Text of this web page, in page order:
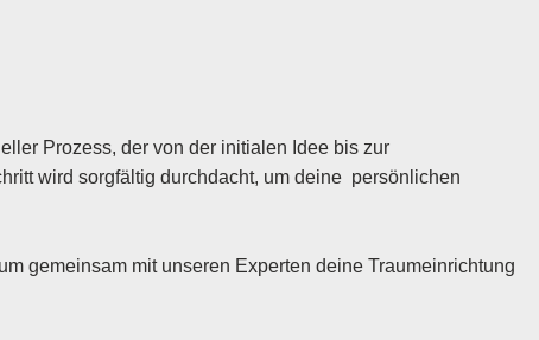
Prozess, der von der initialen Idee bis zur
wird sorgfältig durchdacht, um deine persönlichen
gemeinsam mit unseren Experten deine Traumeinrichtung